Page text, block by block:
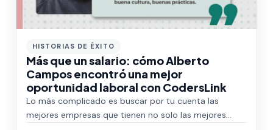
HISTORIAS DE ÉXITO
Más que un salario: cómo Alberto
Campos encontró una mejor
oportunidad laboral con CodersLink
Lo más complicado es buscar por tu cuenta las
mejores empresas que tienen no solo las mejores